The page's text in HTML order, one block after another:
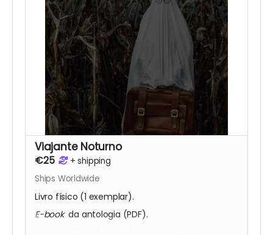
Viajante Noturno
€25 +shipping
Ships Worldwide
Livro físico (1 exemplar).
E-book da antologia (PDF).